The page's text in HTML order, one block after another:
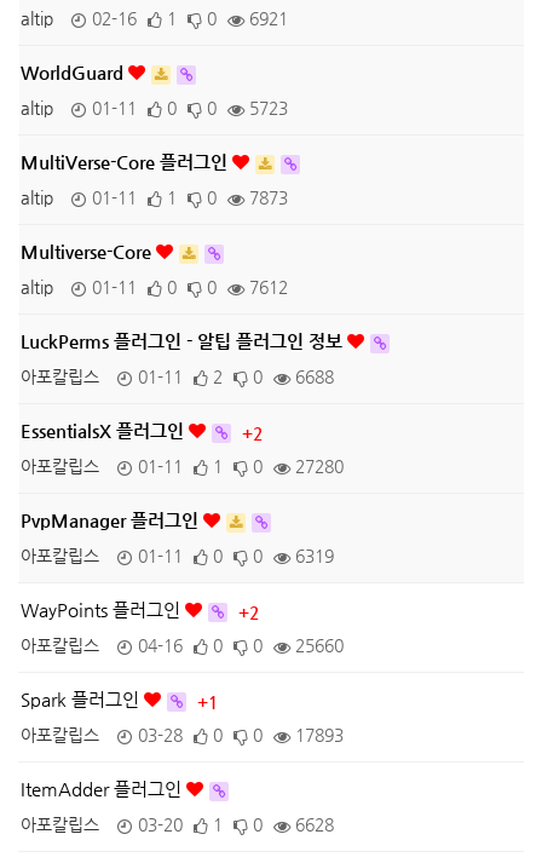
altip 02-16 1 0 6921
WorldGuard
altip 01-11 0 0 5723
MultiVerse-Core 플러그인
altip 01-11 1 0 7873
Multiverse-Core
altip 01-11 0 0 7612
LuckPerms 플러그인 - 알팁 플러그인 정보
아포칼립스 01-11 2 0 6688
EssentialsX 플러그인
+2
아포칼립스
01-11 1 0 27280
PvpManager 플러그인
아포칼립스 01-11 0 0 6319
WayPoints 플러그인
+2
아포칼립스
04-16 0 0 25660
Spark 플러그인
+1
아포칼립스
03-28 0 0 17893
ItemAdder 플러그인
아포칼립스 03-20 1 0 6628